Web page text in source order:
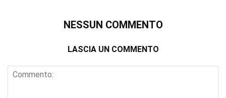
NESSUN COMMENTO
LASCIA UN COMMENTO